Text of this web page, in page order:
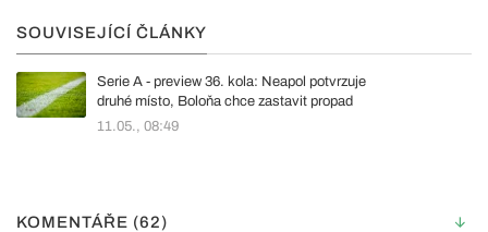
SOUVISEJÍCÍ ČLÁNKY
Serie A - preview 36. kola: Neapol potvrzuje
druhé místo, Boloňa chce zastavit propad
11.05., 08:49
KOMENTÁŘE (62)